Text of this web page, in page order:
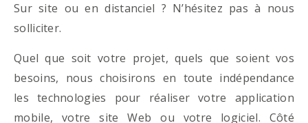
Sur site ou en distanciel ? N’hésitez pas à nous
solliciter.
Quel que soit votre projet, quels que soient vos
besoins, nous choisirons en toute indépendance
les technologies pour réaliser votre application
mobile, votre site Web ou votre logiciel. Côté